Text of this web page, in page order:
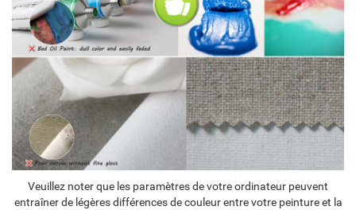
Veuillez noter que les paramètres de votre ordinateur peuvent
entraîner de légères différences de couleur entre votre peinture et la